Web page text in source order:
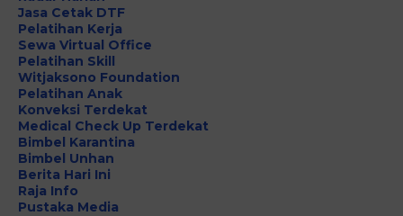
Jasa Cetak DTF
Pelatihan Kerja
Sewa Virtual Office
Pelatihan Skill
Witjaksono Foundation
Pelatihan Anak
Konveksi Terdekat
Medical Check Up Terdekat
Bimbel Karantina
Bimbel Unhan
Berita Hari Ini
Raja Info
Pustaka Media